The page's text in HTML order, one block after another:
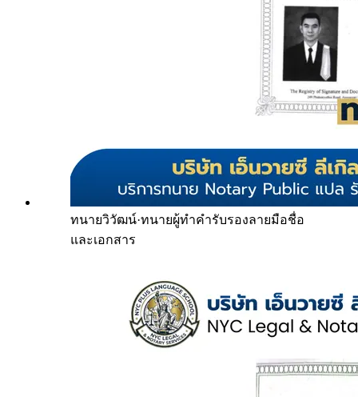
ทนายวิวัฒน์·ทนายผู้ทำคำรับรองลายมือชื่อ
และเอกสาร